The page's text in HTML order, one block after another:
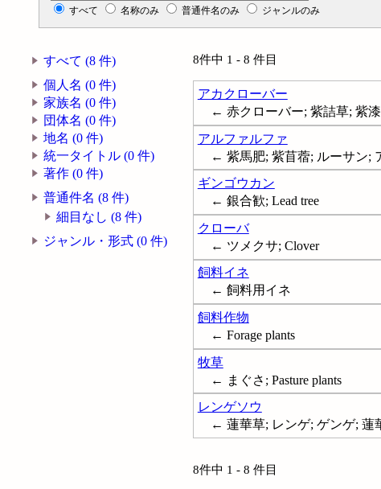
すべて 名称のみ 普通件名のみ ジャンルのみ
すべて (8 件)
個人名 (0 件)
家族名 (0 件)
団体名 (0 件)
地名 (0 件)
統一タイトル (0 件)
著作 (0 件)
普通件名 (8 件)
細目なし (8 件)
ジャンル・形式 (0 件)
8件中 1 - 8 件目
アカクローバー
← 赤クローバー; 紫詰草; 紫
アルファルファ
← 紫馬肥; 紫苜蓿; ルーサン;
ギンゴウカン
← 銀合歓; Lead tree
クローバ
← ツメクサ; Clover
飼料イネ
← 飼料用イネ
飼料作物
← Forage plants
牧草
← まぐさ; Pasture plants
レンゲソウ
← 蓮華草; レンゲ; ゲンゲ; 蓮
8件中 1 - 8 件目